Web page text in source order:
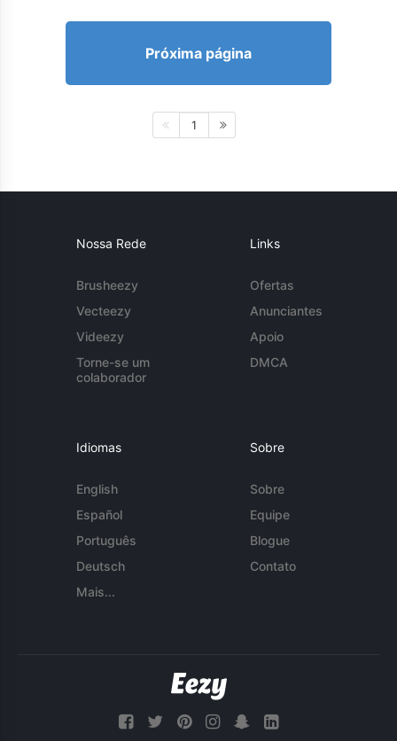
Próxima página
1
Nossa Rede
Brusheezy
Vecteezy
Videezy
Torne-se um
colaborador
Links
Ofertas
Anunciantes
Apoio
DMCA
Idiomas
English
Español
Português
Deutsch
Mais...
Sobre
Sobre
Equipe
Blogue
Contato